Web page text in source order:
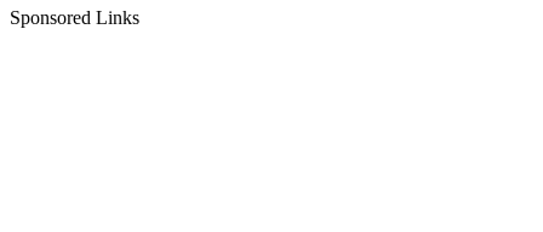
Sponsored Links